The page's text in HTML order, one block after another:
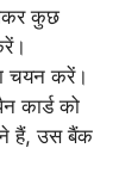
कुछ
चयन करें।
कार्ड को
हैं, उस बैंक